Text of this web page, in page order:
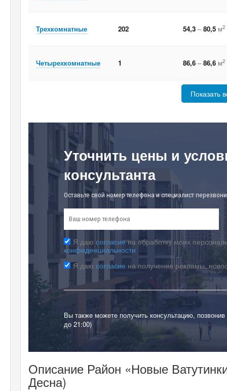
Трехкомнатные 202 54,3 –80,5 м2
Четырехкомнатные 1 86,6 –86,6 м2
Показать
Уточнить цены и
консультанта
Оставьте свой номер телефона и специалист
Я даю согласиена обработку моих
конфиденциальности
Я даю согласие на получение рекламы,
Вы также можете получить консультацию,
до 21:00)
Описание Район «Новые
Десна)